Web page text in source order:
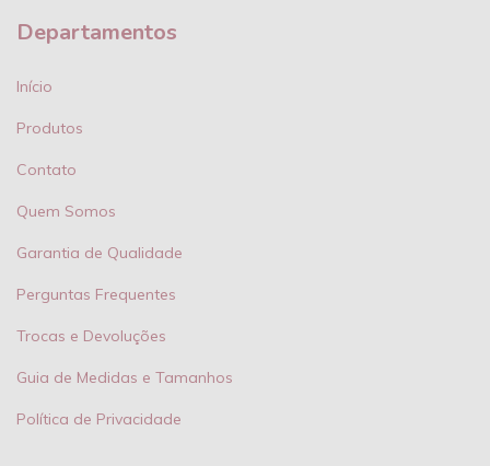
Departamentos
Início
Produtos
Contato
Quem Somos
Garantia de Qualidade
Perguntas Frequentes
Trocas e Devoluções
Guia de Medidas e Tamanhos
Política de Privacidade